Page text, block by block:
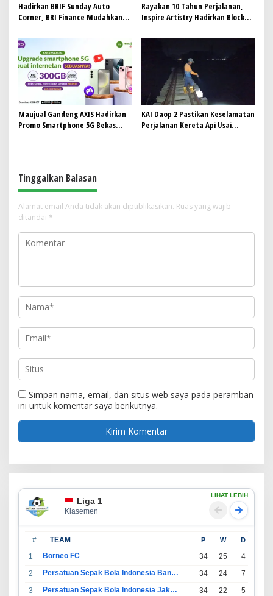
Hadirkan BRIF Sunday Auto
Corner, BRI Finance Mudahkan
Impian
Rayakan 10 Tahun Perjalanan,
Inspire Artistry Hadirkan Block
Maujual Gandeng AXIS Hadirkan
Promo Smartphone 5G Bekas
KAI Daop 2 Pastikan Keselamatan
Perjalanan Kereta Api Usai
Tinggalkan Balasan
Alamat email Anda tidak akan dipublikasikan. Ruas yang wajib
ditandai *
Simpan nama, email, dan situs web saya pada peramban
ini untuk komentar saya berikutnya.
Liga 1
Klasemen
LIHAT LEBIH
# TEAM P W D
1 Borneo FC 34 25 4
2
Persatuan Sepak Bola Indonesia Bandung 34 24 7
3
Persatuan Sepak Bola Indonesia Jakarta 34 22 5